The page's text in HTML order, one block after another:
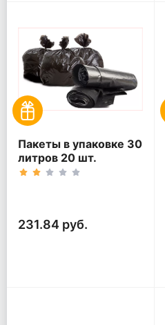
Пакеты в упаковке 30
литров 20 шт.
(20шт*5рул)
231.84 руб.